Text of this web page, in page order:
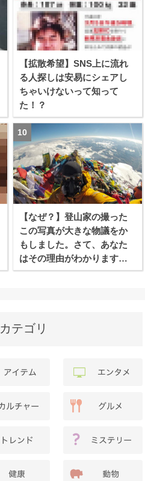
【拡散希望】SNS上に流れ
る人探しは安易にシェアし
ちゃいけないって知って
た！？
【なぜ？】登山家の撮った
この写真が大きな物議をか
もしました。さて、あなた
はその理由がわかります
か？
カテゴリ